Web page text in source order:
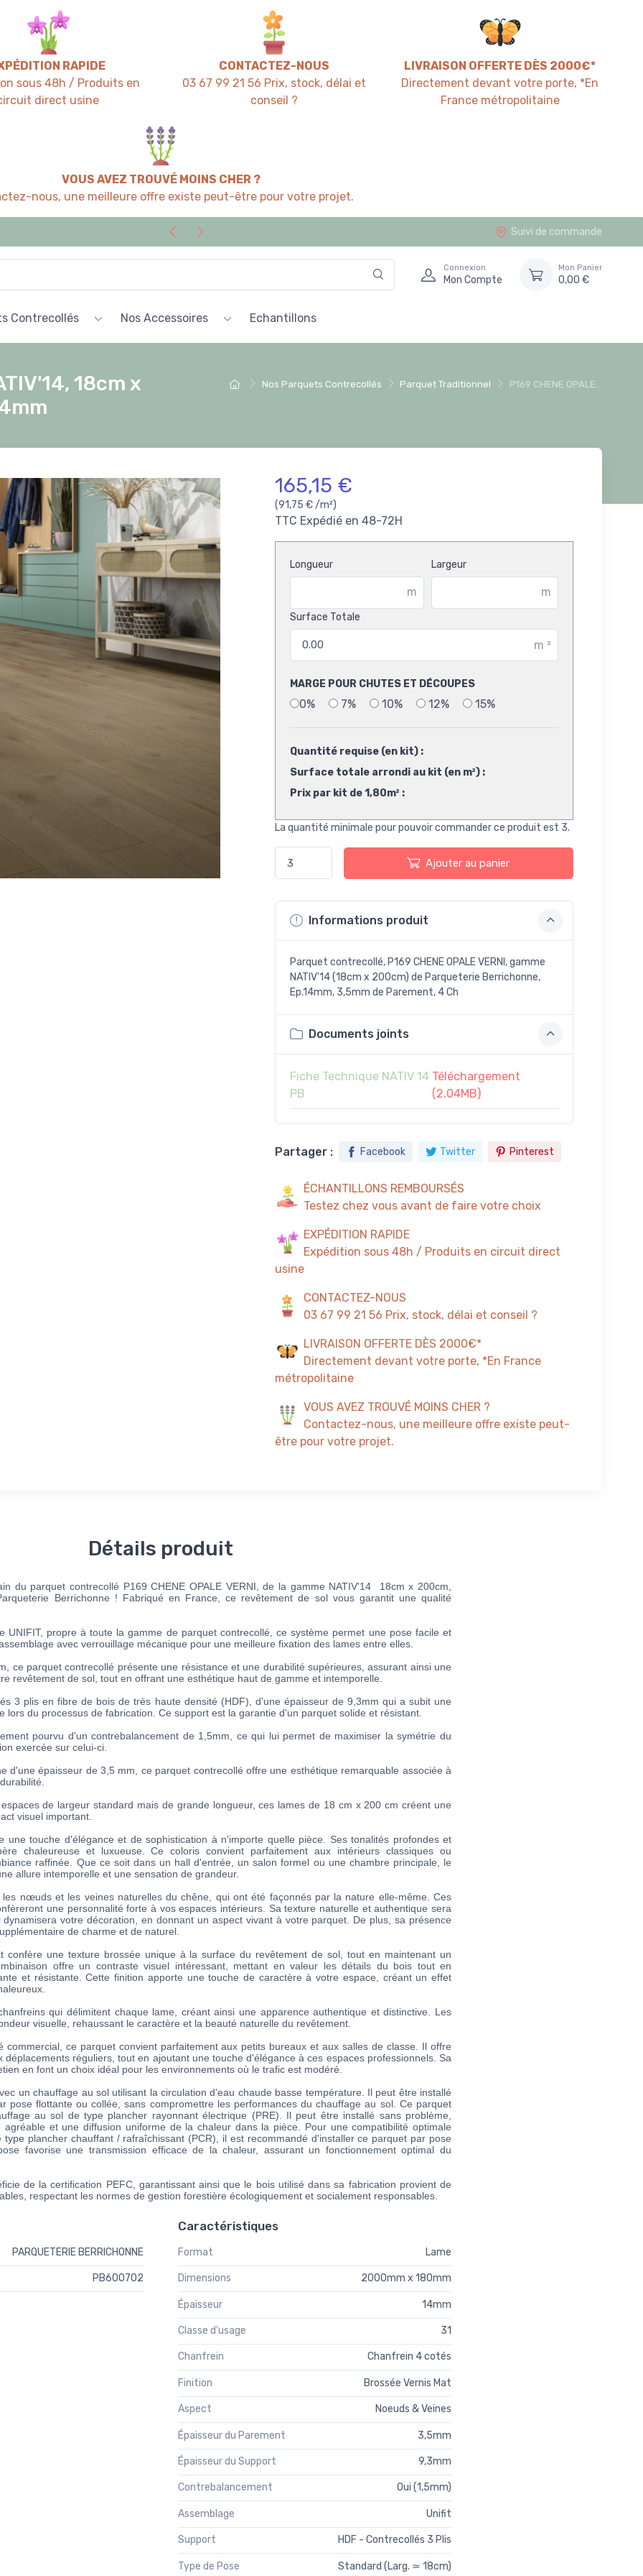
RAPIDE
sous 48h / Produits en
direct usine
CONTACTEZ-NOUS
03 67 99 21 56 Prix, stock, délai et
conseil ?
LIVRAISON OFFERTE DÈS 2000€*
Directement devant votre porte, *En
France métropolitaine
VOUS AVEZ TROUVÉ MOINS CHER ?
nous, une meilleure offre existe peut-être pour votre projet.
Suivi de commande
Connexion
Mon Compte
Mon Panier
0,00 €
Contrecollés Nos Accessoires Echantillons
Nos Parquets Contrecollés Parquet Traditionnel P169 CHENE OPALE...
18cm x
165,15 €
(91,75 € /m²)
TTC Expédié en 48-72H
Longueur
m
Largeur
m
Surface Totale
m ²
MARGE POUR CHUTES ET DÉCOUPES
0% 7% 10% 12% 15%
Quantité requise (en kit) :
Surface totale arrondi au kit (en m²) :
Prix par kit de 1,80m² :
La quantité minimale pour pouvoir commander ce produit est 3.
Ajouter au panier
Informations produit
Parquet contrecollé, P169 CHENE OPALE VERNI, gamme
NATIV'14 (18cm x 200cm) de Parqueterie Berrichonne,
Ep.14mm, 3,5mm de Parement, 4 Ch
Documents joints
Fiche Technique NATIV 14
PB
Téléchargement
(2.04MB)
Partager : Facebook Twitter Pinterest
ÉCHANTILLONS REMBOURSÉS
Testez chez vous avant de faire votre choix
EXPÉDITION RAPIDE
Expédition sous 48h / Produits en circuit direct
usine
CONTACTEZ-NOUS
03 67 99 21 56 Prix, stock, délai et conseil ?
LIVRAISON OFFERTE DÈS 2000€*
Directement devant votre porte, *En France
métropolitaine
VOUS AVEZ TROUVÉ MOINS CHER ?
Contactez-nous, une meilleure offre existe peut-
être pour votre projet.
Détails produit
du parquet contrecollé P169 CHENE OPALE VERNI, de la gamme NATIV'14 18cm x 200cm,
Berrichonne ! Fabriqué en France, ce revêtement de sol vous garantit une qualité
UNIFIT, propre à toute la gamme de parquet contrecollé, ce système permet une pose facile et
avec verrouillage mécanique pour une meilleure fixation des lames entre elles.
ce parquet contrecollé présente une résistance et une durabilité supérieures, assurant ainsi une
revêtement de sol, tout en offrant une esthétique haut de gamme et intemporelle.
3 plis en fibre de bois de très haute densité (HDF), d'une épaisseur de 9,3mm qui a subit une
lors du processus de fabrication. Ce support est la garantie d'un parquet solide et résistant.
pourvu d'un contrebalancement de 1,5mm, ce qui lui permet de maximiser la symétrie du
exercée sur celui-ci.
d'une épaisseur de 3,5 mm, ce parquet contrecollé offre une esthétique remarquable associée à
de largeur standard mais de grande longueur, ces lames de 18 cm x 200 cm créent une
visuel important.
une touche d'élégance et de sophistication à n'importe quelle pièce. Ses tonalités profondes et
chaleureuse et luxueuse. Ce coloris convient parfaitement aux intérieurs classiques ou
raffinée. Que ce soit dans un hall d'entrée, un salon formel ou une chambre principale, le
allure intemporelle et une sensation de grandeur.
nœuds et les veines naturelles du chêne, qui ont été façonnés par la nature elle-même. Ces
une personnalité forte à vos espaces intérieurs. Sa texture naturelle et authentique sera
votre décoration, en donnant un aspect vivant à votre parquet. De plus, sa présence
de charme et de naturel.
confère une texture brossée unique à la surface du revêtement de sol, tout en maintenant un
offre un contraste visuel intéressant, mettant en valeur les détails du bois tout en
et résistante. Cette finition apporte une touche de caractère à votre espace, créant un effet
qui délimitent chaque lame, créant ainsi une apparence authentique et distinctive. Les
visuelle, rehaussant le caractère et la beauté naturelle du revêtement.
commercial, ce parquet convient parfaitement aux petits bureaux et aux salles de classe. Il offre
déplacements réguliers, tout en ajoutant une touche d'élégance à ces espaces professionnels. Sa
en font un choix idéal pour les environnements où le trafic est modéré.
un chauffage au sol utilisant la circulation d'eau chaude basse température. Il peut être installé
pose flottante ou collée, sans compromettre les performances du chauffage au sol. Ce parquet
au sol de type plancher rayonnant électrique (PRE). Il peut être installé sans problème,
et une diffusion uniforme de la chaleur dans la pièce. Pour une compatibilité optimale
plancher chauffant / rafraîchissant (PCR), il est recommandé d'installer ce parquet par pose
favorise une transmission efficace de la chaleur, assurant un fonctionnement optimal du
de la certification PEFC, garantissant ainsi que le bois utilisé dans sa fabrication provient de
respectant les normes de gestion forestière écologiquement et socialement responsables.
PARQUETERIE BERRICHONNE
PB600702
Caractéristiques
Format Lame
Dimensions 2000mm x 180mm
Épaisseur 14mm
Classe d'usage 31
Chanfrein Chanfrein 4 cotés
Finition Brossée Vernis Mat
Aspect Noeuds & Veines
Épaisseur du Parement 3,5mm
Épaisseur du Support 9,3mm
Contrebalancement Oui (1,5mm)
Assemblage Unifit
Support HDF - Contrecollés 3 Plis
Type de Pose Standard (Larg. ≃ 18cm)